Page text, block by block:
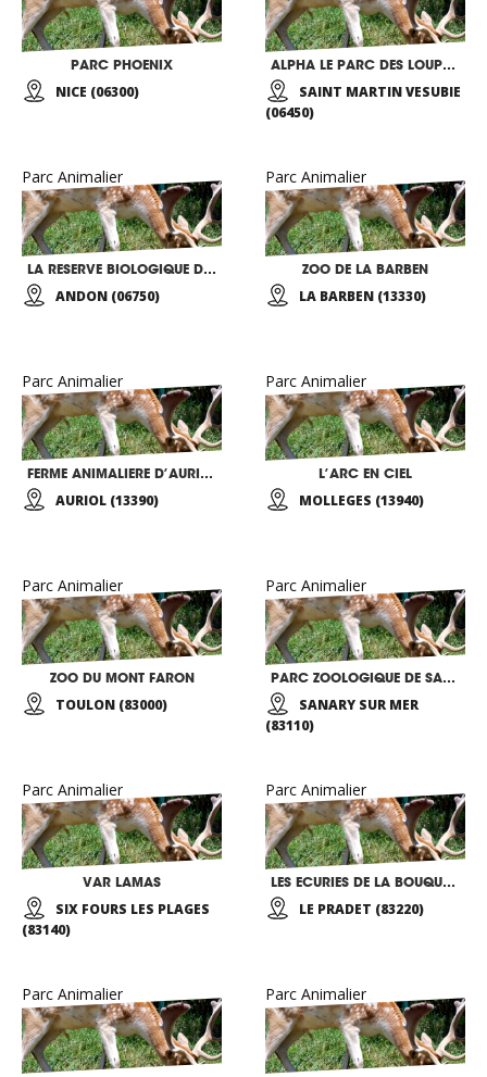
PARC PHOENIX
NICE (06300)
ALPHA LE PARC DES LOUPS DU MERCANTOUR
SAINT MARTIN VESUBIE
(06450)
Parc Animalier
LA RESERVE BIOLOGIQUE DES MONTS D’AZUR
ANDON (06750)
Parc Animalier
ZOO DE LA BARBEN
LA BARBEN (13330)
Parc Animalier
FERME ANIMALIERE D’AURIOL
AURIOL (13390)
Parc Animalier
L’ARC EN CIEL
MOLLEGES (13940)
Parc Animalier
ZOO DU MONT FARON
TOULON (83000)
Parc Animalier
PARC ZOOLOGIQUE DE SANARY
SANARY SUR MER
(83110)
Parc Animalier
VAR LAMAS
SIX FOURS LES PLAGES
(83140)
Parc Animalier
LES ECURIES DE LA BOUQUETIERE
LE PRADET (83220)
Parc Animalier Parc Animalier